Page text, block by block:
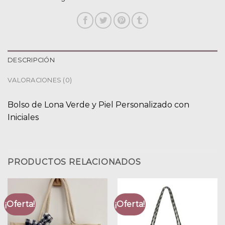
DESCRIPCIÓN
VALORACIONES (0)
Bolso de Lona Verde y Piel Personalizado con
Iniciales
PRODUCTOS RELACIONADOS
¡Oferta! ¡Oferta!